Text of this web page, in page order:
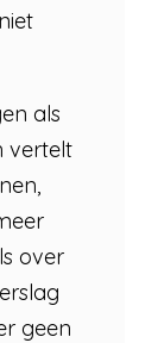
als
vertelt
over
geen